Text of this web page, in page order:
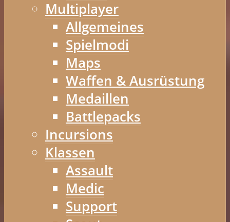
Multiplayer
Allgemeines
Spielmodi
Maps
Waffen & Ausrüstung
Medaillen
Battlepacks
Incursions
Klassen
Assault
Medic
Support